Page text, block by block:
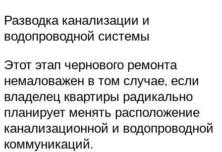
Разводка канализации и
водопроводной системы
Этот этап чернового ремонта
немаловажен в том случае, если
владелец квартиры радикально
планирует менять расположение
канализационной и водопроводной
коммуникаций.